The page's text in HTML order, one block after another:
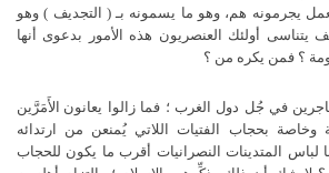
يجرمونه هم، وهو ما يسمونه بـ ( التجديف ) وهو
يتناسى أولئك العنصريون هذه الأمور بدعوى أنها
؟ فمن يكره من ؟
الأَمَرَّين
بحجاب الفتيات اللاتي يُمنعن من ارتدائه
لباس المتدينات النصرانيات أقرب ما يكون للحجاب